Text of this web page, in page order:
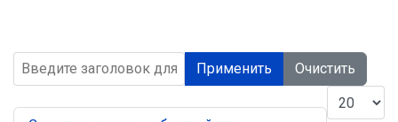
Введите заголовок для поиска...Применить
Очистить
Кол-во